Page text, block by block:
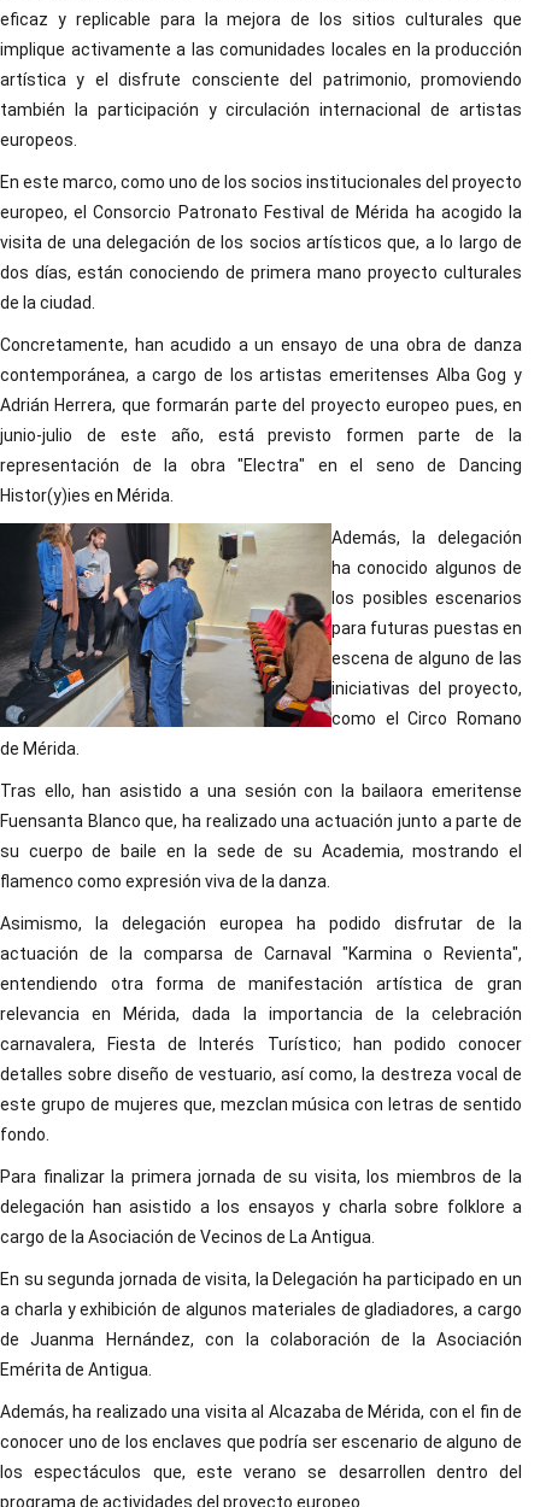
eficaz y replicable para la mejora de los sitios culturales que
implique activamente a las comunidades locales en la producción
artística y el disfrute consciente del patrimonio, promoviendo
también la participación y circulación internacional de artistas
europeos.
En este marco, como uno de los socios institucionales del proyecto
europeo, el Consorcio Patronato Festival de Mérida ha acogido la
visita de una delegación de los socios artísticos que, a lo largo de
dos días, están conociendo de primera mano proyecto culturales
de la ciudad.
Concretamente, han acudido a un ensayo de una obra de danza
contemporánea, a cargo de los artistas emeritenses Alba Gog y
Adrián Herrera, que formarán parte del proyecto europeo pues, en
junio-julio de este año, está previsto formen parte de la
representación de la obra "Electra" en el seno de Dancing
Histor(y)ies en Mérida.
Además, la delegación
ha conocido algunos de
los posibles escenarios
para futuras puestas en
escena de alguno de las
iniciativas del proyecto,
como el Circo Romano
de Mérida.
Tras ello, han asistido a una sesión con la bailaora emeritense
Fuensanta Blanco que, ha realizado una actuación junto a parte de
su cuerpo de baile en la sede de su Academia, mostrando el
flamenco como expresión viva de la danza.
Asimismo, la delegación europea ha podido disfrutar de la
actuación de la comparsa de Carnaval "Karmina o Revienta",
entendiendo otra forma de manifestación artística de gran
relevancia en Mérida, dada la importancia de la celebración
carnavalera, Fiesta de Interés Turístico; han podido conocer
detalles sobre diseño de vestuario, así como, la destreza vocal de
este grupo de mujeres que, mezclan música con letras de sentido
fondo.
Para finalizar la primera jornada de su visita, los miembros de la
delegación han asistido a los ensayos y charla sobre folklore a
cargo de la Asociación de Vecinos de La Antigua.
En su segunda jornada de visita, la Delegación ha participado en un
a charla y exhibición de algunos materiales de gladiadores, a cargo
de Juanma Hernández, con la colaboración de la Asociación
Emérita de Antigua.
Además, ha realizado una visita al Alcazaba de Mérida, con el fin de
conocer uno de los enclaves que podría ser escenario de alguno de
los espectáculos que, este verano se desarrollen dentro del
programa de actividades del proyecto europeo.